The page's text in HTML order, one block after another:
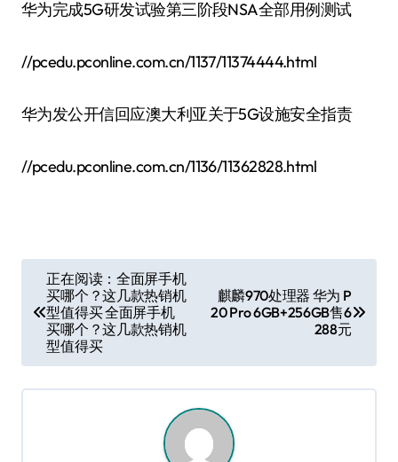
华为完成5G研发试验第三阶段NSA全部用例测试
//pcedu.pconline.com.cn/1137/11374444.html
华为发公开信回应澳大利亚关于5G设施安全指责
//pcedu.pconline.com.cn/1136/11362828.html
章
航
正在阅读：全面屏手机
买哪个？这几款热销机
型值得买 全面屏手机
买哪个？这几款热销机
型值得买
麒麟970处理器 华为 P
20 Pro 6GB+256GB售6
288元